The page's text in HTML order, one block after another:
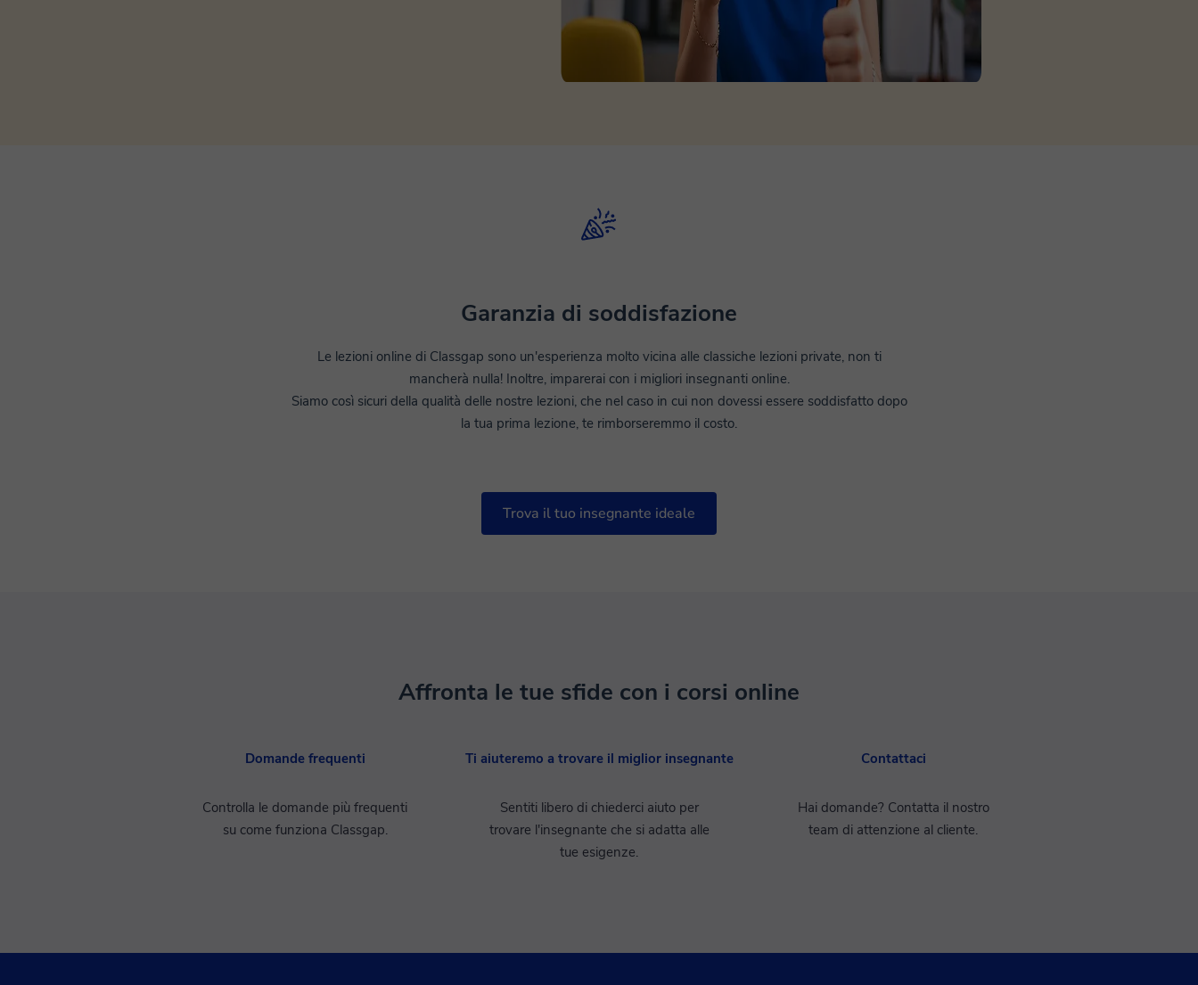
Garanzia di soddisfazione
Le lezioni online di Classgap sono un'esperienza molto vicina alle classiche lezioni private, non ti
mancherà nulla! Inoltre, imparerai con i migliori insegnanti online.
Siamo così sicuri della qualità delle nostre lezioni, che nel caso in cui non dovessi essere soddisfatto dopo
la tua prima lezione, te rimborseremmo il costo.
Trova il tuo insegnante ideale
Affronta le tue sfide con i corsi online
Domande frequenti
Controlla le domande più frequenti
su come funziona Classgap.
Ti aiuteremo a trovare il miglior insegnante
Sentiti libero di chiederci aiuto per
trovare l'insegnante che si adatta alle
tue esigenze.
Contattaci
Hai domande? Contatta il nostro
team di attenzione al cliente.